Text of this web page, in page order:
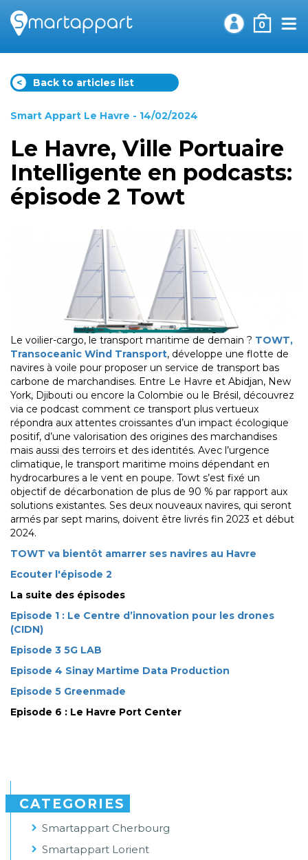
0
< Back to articles list
Smart Appart Le Havre - 14/02/2024
Le Havre, Ville Portuaire
Intelligente en podcasts:
épisode 2 Towt
Le voilier-cargo, le transport maritime de demain ? TOWT,
Transoceanic Wind Transport, développe une flotte de
navires à voile pour proposer un service de transport bas
carbone de marchandises. Entre Le Havre et Abidjan, New
York, Djibouti ou encore la Colombie ou le Brésil, découvrez
via ce podcast comment ce transport plus vertueux
répondra aux attentes croissantes d’un impact écologique
positif, d’une valorisation des origines des marchandises
mais aussi des terroirs et des identités. Avec l’urgence
climatique, le transport maritime moins dépendant en
hydrocarbures a le vent en poupe. Towt s’est fixé un
objectif de décarbonation de plus de 90 % par rapport aux
solutions existantes. Ses deux nouveaux navires, qui seront
armés par sept marins, doivent être livrés fin 2023 et début
2024.
TOWT va bientôt amarrer ses navires au Havre
Ecouter l'épisode 2
La suite des épisodes
Episode 1 : Le Centre d’innovation pour les drones
(CIDN)​
Episode 3 5G LAB
Episode 4 Sinay Martime Data Production
Episode 5 Greenmade
Episode 6 : Le Havre Port Center
CATEGORIES
Smartappart Cherbourg
Smartappart Lorient